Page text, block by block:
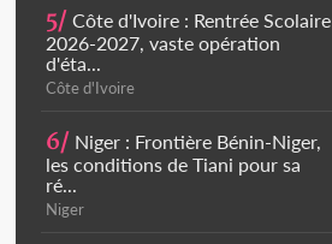
5/ Côte d'Ivoire : Rentrée Scolaire
2026-2027, vaste opération
d'éta...
Côte d'Ivoire
6/ Niger : Frontière Bénin-Niger,
les conditions de Tiani pour sa
ré...
Niger